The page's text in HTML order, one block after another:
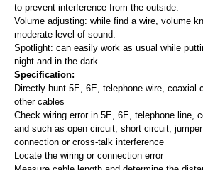
to prevent interference from the outside.
Volume adjusting: while find a wire, volume
moderate level of sound.
Spotlight: can easily work as usual while
night and in the dark.
Specification:
Directly hunt 5E, 6E, telephone wire, coaxial
other cables
Check wiring error in 5E, 6E, telephone line,
and such as open circuit, short circuit,
connection or cross-talk interference
Locate the wiring or connection error